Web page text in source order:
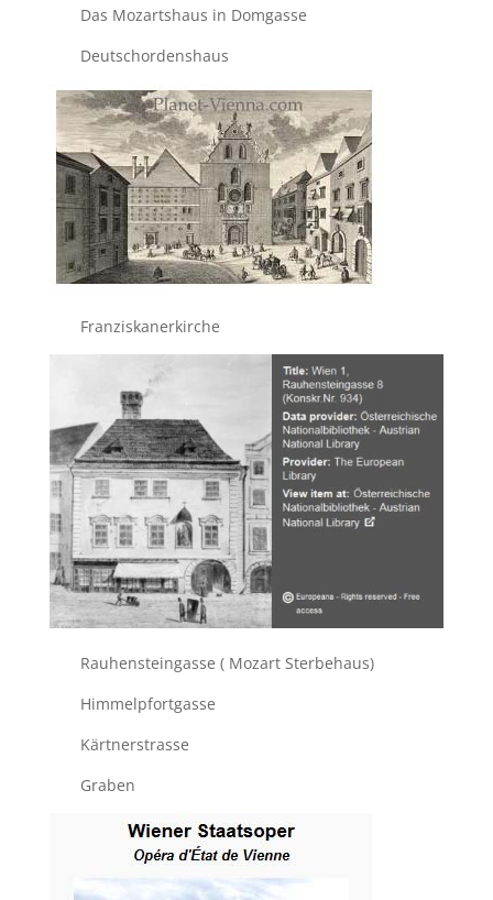
Das Mozartshaus in Domgasse
Deutschordenshaus
Franziskanerkirche
Rauhensteingasse ( Mozart Sterbehaus)
Himmelpfortgasse
Kärtnerstrasse
Graben